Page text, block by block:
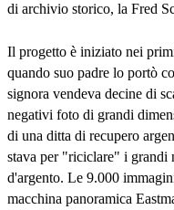
di archivio storico, la Fred
Il progetto è iniziato nei
quando suo padre lo portò
signora vendeva decine di
negativi foto di grandi
di una ditta di recupero
stava per "riciclare" i grandi
d'argento. Le 9.000
macchina panoramica